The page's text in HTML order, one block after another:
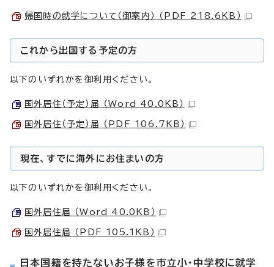
帰国時の就学について（御案内） （PDF 218.6KB）
これから出国する予定の方
以下のいずれかを御利用ください。
国外居住（予定）届 （Word 40.0KB）
国外居住（予定）届 （PDF 106.7KB）
現在、すでに海外にお住まいの方
以下のいずれかを御利用ください。
国外居住届 （Word 40.0KB）
国外居住届 （PDF 105.1KB）
日本国籍を持たないお子様を市立小・中学校に就学